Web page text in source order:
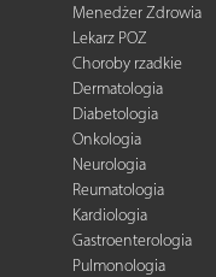
Menedżer Zdrowia
Lekarz POZ
Choroby rzadkie
Dermatologia
Diabetologia
Onkologia
Neurologia
Reumatologia
Kardiologia
Gastroenterologia
Pulmonologia